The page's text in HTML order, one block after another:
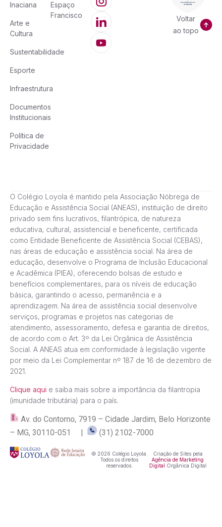
Inaciana
Arte e
Cultura
Sustentabilidade
Esporte
Infraestrutura
Documentos
Institucionais
Política de
Privacidade
Espaço
Francisco
Voltar
ao topo
O Colégio Loyola é mantido pela Associação Nóbrega de
Educação e Assistência Social (ANEAS), instituição de direito
privado sem fins lucrativos, filantrópica, de natureza
educativa, cultural, assistencial e beneficente, certificada
como Entidade Beneficente de Assistência Social (CEBAS),
nas áreas de educação e assistência social. Na área de
educação, desenvolve o Programa de Inclusão Educacional
e Acadêmica (PIEA), oferecendo bolsas de estudo e
benefícios complementares, para os níveis de educação
básica, garantindo o acesso, permanência e a
aprendizagem. Na área de assistência social desenvolve
serviços, programas e projetos nas categorias de
atendimento, assessoramento, defesa e garantia de direitos,
de acordo com o Art. 3º da Lei Orgânica de Assistência
Social. A ANEAS atua em conformidade à legislação vigente
por meio da Lei Complementar nº 187 de 16 de dezembro de
2021.
Clique aqui e saiba mais sobre a importância da filantropia
(imunidade tributária) para o país.
Av. do Contorno, 7919 – Cidade Jardim, Belo Horizonte
– MG, 30110-051 |
(31) 2102-7000
© 2026 Colégio Loyola.
Todos os direitos
reservados.
Criação de Sites pela
Agência de Marketing
Digital
Orgânica Digital